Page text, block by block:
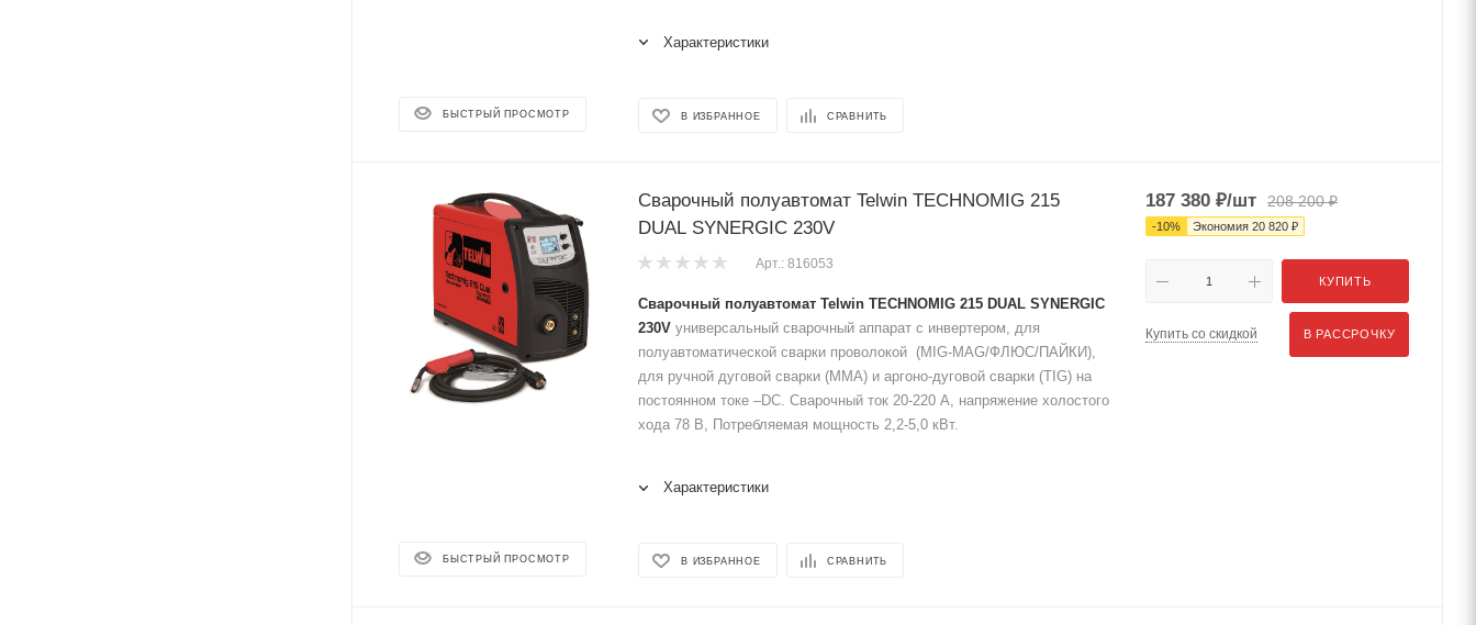
БЫСТРЫЙ ПРОСМОТР
Характеристики
В ИЗБРАННОЕ СРАВНИТЬ
БЫСТРЫЙ ПРОСМОТР
Сварочный полуавтомат Telwin TECHNOMIG 215
DUAL SYNERGIC 230V
Арт.: 816053
Сварочный полуавтомат Telwin TECHNOMIG 215 DUAL SYNERGIC
230V универсальный сварочный аппарат с инвертером, для
полуавтоматической сварки проволокой (MIG-MAG/ФЛЮС/ПАЙКИ),
для ручной дуговой сварки (MMA) и аргоно-дуговой сварки (TIG) на
постоянном токе –DC. Сварочный ток 20-220 А, напряжение холостого
хода 78 В, Потребляемая мощность 2,2-5,0 кВт.
Характеристики
В ИЗБРАННОЕ СРАВНИТЬ
187 380 ₽/шт 208 200₽
-10% Экономия 20 820 ₽
КУПИТЬ
Купить со скидкой В РАССРОЧКУ